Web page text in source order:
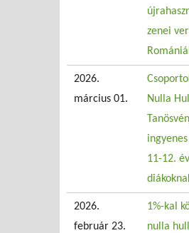
zenei
2026.
március 01.
Nulla
11-12.
2026.
február 23.
1%-kal
nulla